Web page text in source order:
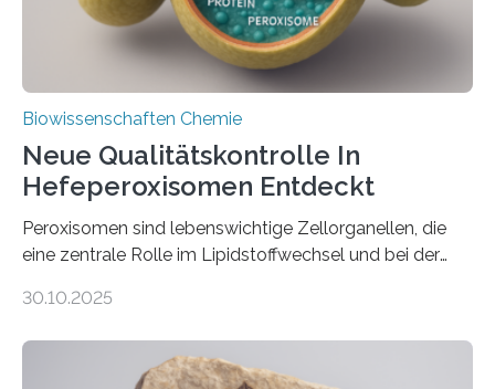
Biowissenschaften Chemie
Neue Qualitätskontrolle In
Hefeperoxisomen Entdeckt
Peroxisomen sind lebenswichtige Zellorganellen, die
eine zentrale Rolle im Lipidstoffwechsel und bei der
erfüllen können, müssen zahlreiche Enzyme präzise in
der Ruhr-Universität Bochum um Prof. Dr. Ralf Erdmann
30.10.2025